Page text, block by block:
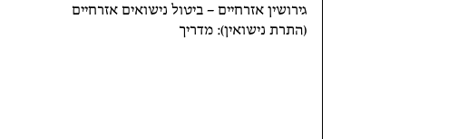
גירושין אזרחיים – ביטול נישואים אזרחיים
(התרת נישואין): מדריך